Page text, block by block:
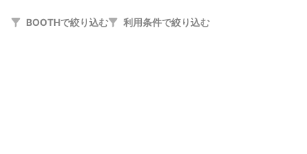
BOOTHで絞り込む 利用条件で絞り込む